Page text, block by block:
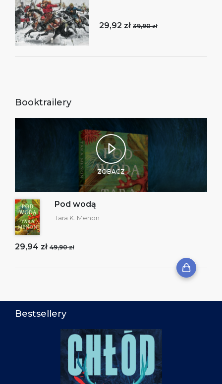
29,92 zł 39,90 zł
Booktrailery
ZOBACZ
Pod wodą
Tara K. Menon
29,94 zł 49,90 zł
Bestsellery